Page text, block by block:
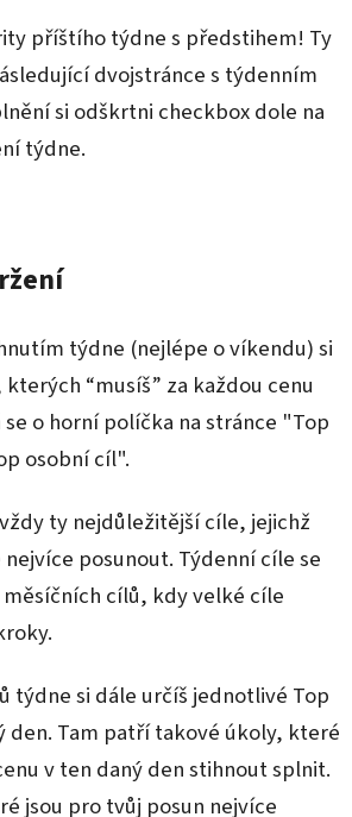
příštího týdne s předstihem! Ty
dvojstránce s týdenním
si odškrtni checkbox dole na
týdne.
týdne (nejlépe o víkendu) si
“musíš” za každou cenu
o horní políčka na stránce "Top
osobní cíl".
ty nejdůležitější cíle, jejichž
posunout. Týdenní cíle se
cílů, kdy velké cíle
týdne si dále určíš jednotlivé Top
den. Tam patří takové úkoly, které
v ten daný den stihnout splnit.
jsou pro tvůj posun nejvíce